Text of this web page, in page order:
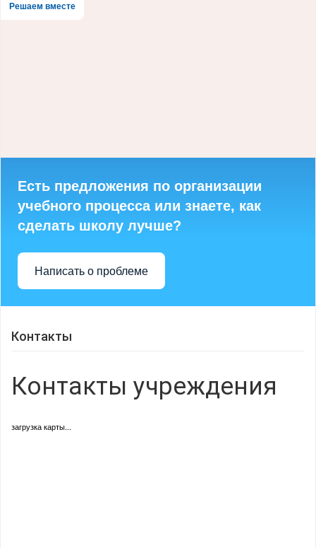
Решаем вместе
Есть предложения по организации
учебного процесса или знаете, как
сделать школу лучше?
Написать о проблеме
Контакты
Контакты учреждения
загрузка карты...